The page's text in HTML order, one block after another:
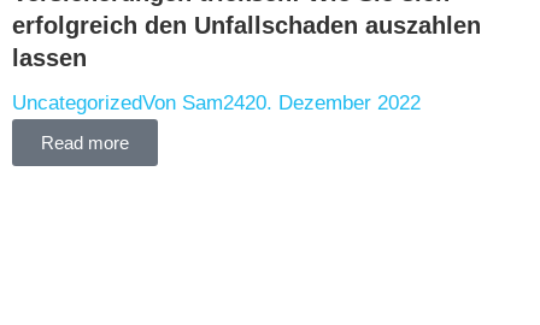
erfolgreich den Unfallschaden auszahlen
lassen
UncategorizedVon Sam2420. Dezember 2022
Read more